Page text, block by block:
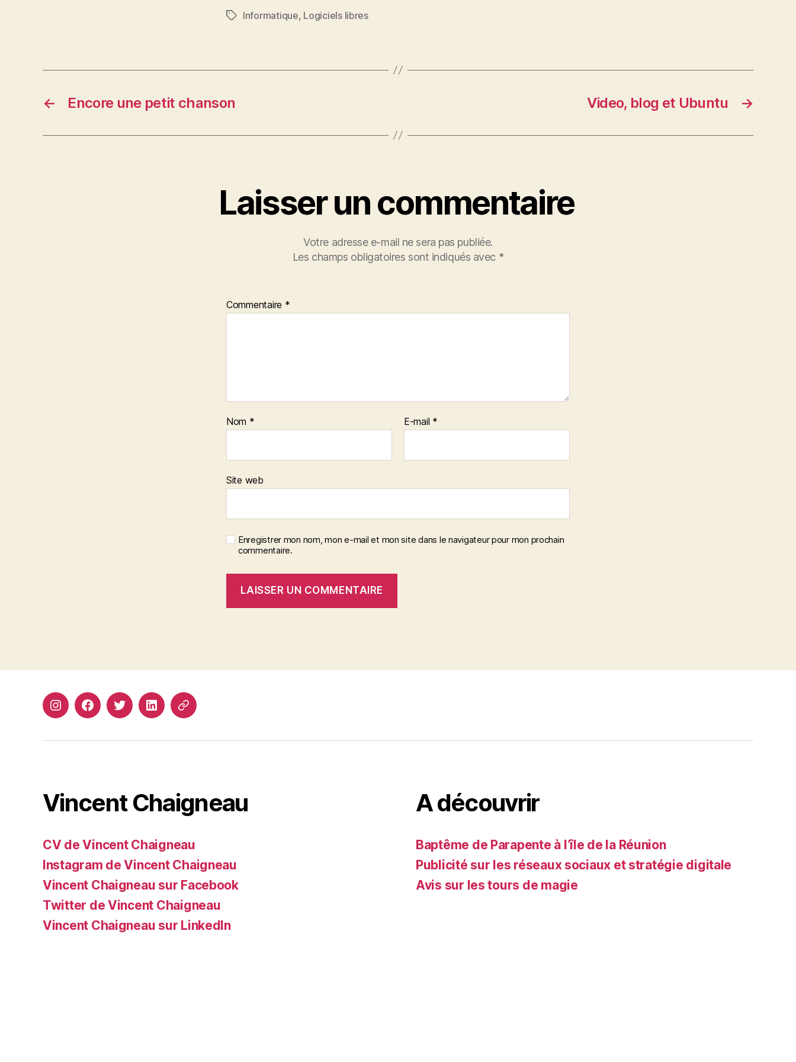
Étiquettes
Informatique, Logiciels libres
← Encore une petit chanson →
Video, blog et Ubuntu
Laisser un commentaire
Votre adresse e-mail ne sera pas publiée.
Les champs obligatoires sont indiqués avec *
Commentaire *
Nom * E-mail *
Site web
Enregistrer mon nom, mon e-mail et mon site dans le navigateur pour mon prochain
commentaire.
InstagramFacebookTwitterLinkedinSite
Vincent Chaigneau
CV de Vincent Chaigneau
Instagram de Vincent Chaigneau
Vincent Chaigneau sur Facebook
Twitter de Vincent Chaigneau
Vincent Chaigneau sur LinkedIn
A découvrir
Baptême de Parapente à l’île de la Réunion
Publicité sur les réseaux sociaux et stratégie digitale
Avis sur les tours de magie